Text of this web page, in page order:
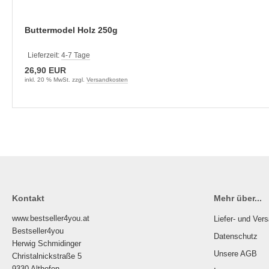
Buttermodel Holz 250g
Lieferzeit: 4-7 Tage
26,90 EUR
inkl. 20 % MwSt. zzgl. Versandkosten
Kontakt
www.bestseller4you.at
Bestseller4you
Herwig Schmidinger
Christalnickstraße 5
Mehr über...
Liefer- und
Datenschutz
Unsere AGB